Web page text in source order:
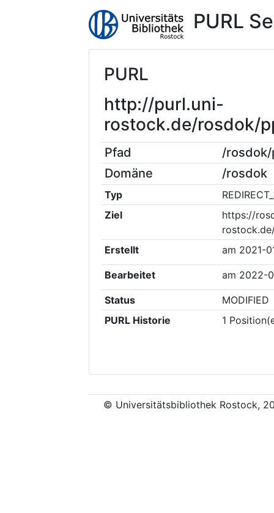
PURL
PURL
http://purl.uni-
rostock.de/rosdok/
Pfad
/rosdok/
Domäne
/rosdok
Typ
Ziel
https://
Erstellt
am 2021-
Bearbeitet am 2022-
Status
MODIFIED
PURL Historie
1
© Universitätsbibliothek Rostock,